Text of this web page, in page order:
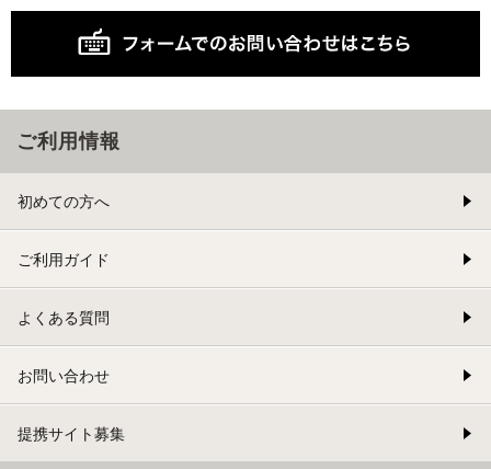
ご利用情報
初めての方へ
ご利用ガイド
よくある質問
お問い合わせ
提携サイト募集